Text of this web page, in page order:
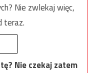
Nie zwlekaj więc,
teraz.
Nie czekaj zatem